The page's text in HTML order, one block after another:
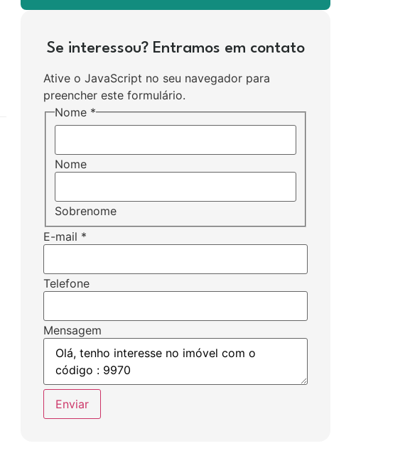
Se interessou? Entramos em contato
Ative o JavaScript no seu navegador para
preencher este formulário.
Nome *
Nome
Sobrenome
E-mail *
Telefone
Mensagem
Enviar